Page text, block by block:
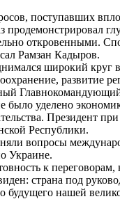
поступавших
откровенными.
Рамзан Кадыров.
широкий круг
развитие
Главнокомандующий
уделено
Президент
Республики.
вопросы
Украине.
к
страна под
будущего нашей